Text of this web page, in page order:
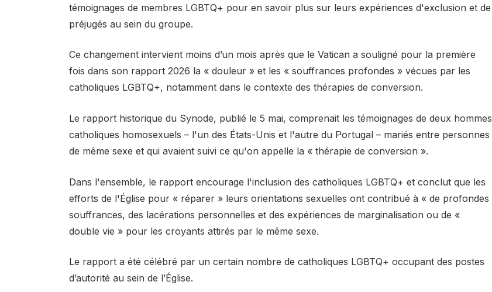
témoignages de membres LGBTQ+ pour en savoir plus sur leurs expériences d'exclusion et de
préjugés au sein du groupe.
Ce changement intervient moins d’un mois après que le Vatican a souligné pour la première
fois dans son rapport 2026 la « douleur » et les « souffrances profondes » vécues par les
catholiques LGBTQ+, notamment dans le contexte des thérapies de conversion.
Le rapport historique du Synode, publié le 5 mai, comprenait les témoignages de deux hommes
catholiques homosexuels – l'un des États-Unis et l'autre du Portugal – mariés entre personnes
de même sexe et qui avaient suivi ce qu'on appelle la « thérapie de conversion ».
Dans l'ensemble, le rapport encourage l'inclusion des catholiques LGBTQ+ et conclut que les
efforts de l'Église pour « réparer » leurs orientations sexuelles ont contribué à « de profondes
souffrances, des lacérations personnelles et des expériences de marginalisation ou de «
double vie » pour les croyants attirés par le même sexe.
Le rapport a été célébré par un certain nombre de catholiques LGBTQ+ occupant des postes
d’autorité au sein de l’Église.